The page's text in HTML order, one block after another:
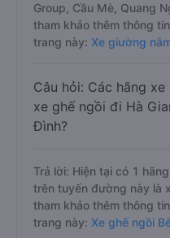
Group, Cầu Mè, Quang
tham khảo thêm thông
trang này: Xe giường
Câu hỏi: Các hãng
xe ghế ngồi đi Hà
Đình?
Trả lời: Hiện tại có 1
trên tuyến đường này là
tham khảo thêm thông
trang này: Xe ghế ngồi